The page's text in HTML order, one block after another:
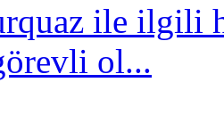
ile ilgili
ol...